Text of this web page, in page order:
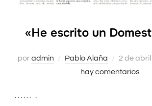
«He escrito un
poradmin Pablo Alaña
el
2 de
hay comentarios